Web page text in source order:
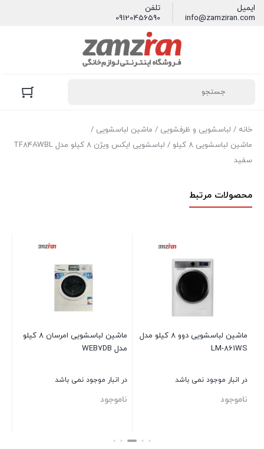
ایمیل
info@zamziran.com
تلفن
09120456590
خانه / لباسشویی و ظرفشویی / ماشین لباسشویی /
ماشین لباسشویی 8 کیلو
/ لباسشویی ايكس ويژن 8 کیلو مدل TF84AWBL
سفید
محصولات مرتبط
ماشین لباسشویی دوو 8 کیلو مدل
LM-861WS
در انبار موجود نمی باشد
ناموجود
ماشین لباسشویی امرسان 8 کیلو
مدل WEB7DB
در انبار موجود نمی باشد
ناموجود
بستن